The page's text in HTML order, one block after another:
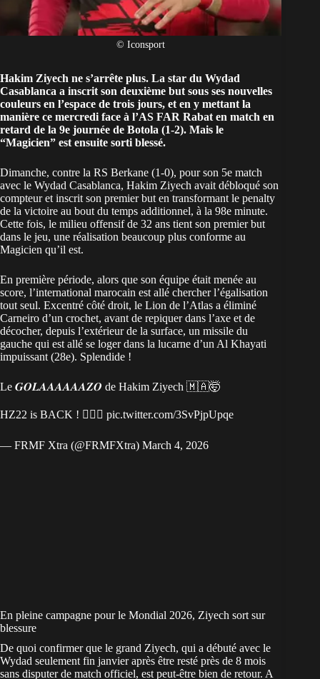
© Iconsport
Hakim Ziyech ne s’arrête plus. La star du Wydad
Casablanca a inscrit son deuxième but sous ses nouvelles
couleurs en l’espace de trois jours, et en y mettant la
manière ce mercredi face à l’AS FAR Rabat en match en
retard de la 9e journée de Botola (1-2). Mais le
“Magicien” est ensuite sorti blessé.
Dimanche, contre la RS Berkane (1-0), pour son 5e match
avec le Wydad Casablanca, Hakim Ziyech avait débloqué son
compteur et inscrit son premier but en transformant le penalty
de la victoire au bout du temps additionnel, à la 98e minute.
Cette fois, le milieu offensif de 32 ans tient son premier but
dans le jeu, une réalisation beaucoup plus conforme au
Magicien qu’il est.
En première période, alors que son équipe était menée au
score, l’international marocain est allé chercher l’égalisation
tout seul. Excentré côté droit, le Lion de l’Atlas a éliminé
Carneiro d’un crochet, avant de repiquer dans l’axe et de
décocher, depuis l’extérieur de la surface, un missile du
gauche qui est allé se loger dans la lucarne d’un Al Khayati
impuissant (28e). Splendide !
Le 𝑮𝑶𝑳𝑨𝑨𝑨𝑨𝑨𝑨𝒁𝑶 de Hakim Ziyech 🇲🇦🤯
HZ22 is BACK ! 🧙🏻‍♂️ pic.twitter.com/3SvPjpUpqe
— FRMF Xtra (@FRMFXtra) March 4, 2026
En pleine campagne pour le Mondial 2026, Ziyech sort sur
blessure
De quoi confirmer que le grand Ziyech, qui a débuté avec le
Wydad seulement fin janvier après être resté près de 8 mois
sans disputer de match officiel, est peut-être bien de retour. A